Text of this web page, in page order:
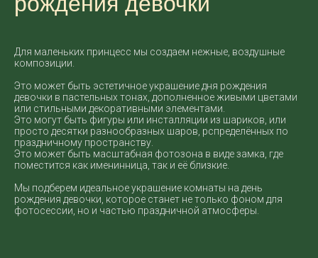
Для маленьких принцесс мы создаем нежные, воздушные
композиции.
Это может быть эстетичное украшение дня рождения
девочки в пастельных тонах, дополненное живыми цветами
или стильными декоративными элементами.
Это могут быть фигуры или инсталляции из шариков, или
просто десятки разнообразных шаров, рспределённых по
праздничному пространству.
Это может быть масштабная фотозона в виде замка, где
поместится как именинница, так и её близкие.
Мы подберем идеальное украшение комнаты на день
рождения девочки, которое станет не только фоном для
фотосессии, но и частью праздничной атмосферы.